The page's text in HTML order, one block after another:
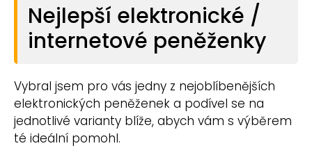
Nejlepší elektronické /
internetové peněženky
Vybral jsem pro vás jedny z nejoblíbenějších
elektronických peněženek a podível se na
jednotlivé varianty blíže, abych vám s výběrem
té ideální pomohl.